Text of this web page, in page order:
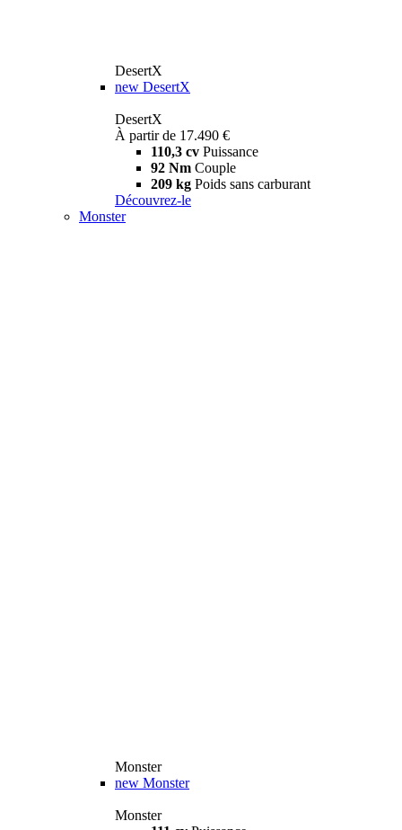
DesertX
new DesertX
DesertX
À partir de 17.490 €
110,3 cv Puissance
92 Nm Couple
209 kg Poids sans carburant
Découvrez-le
Monster
Monster
new Monster
Monster